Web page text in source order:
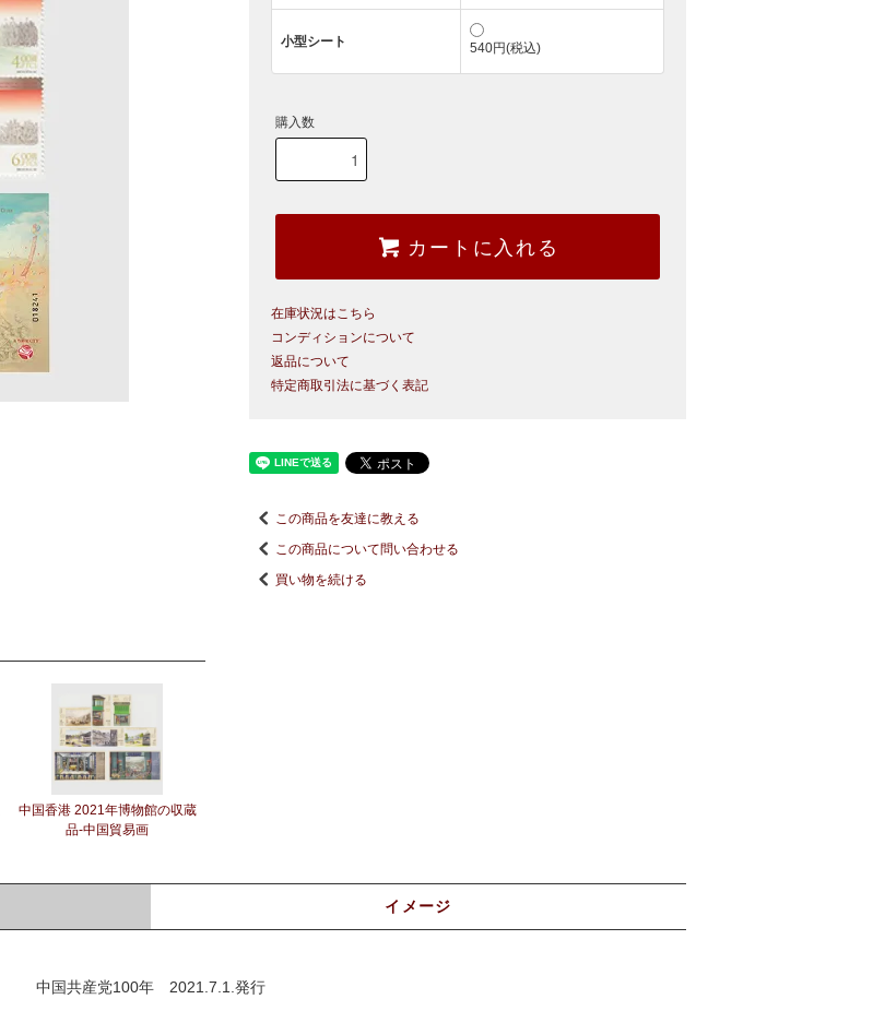
中国香港 2021年博物館の収蔵
品-中国貿易画
小型シート 540円(税込)
購入数
カートに入れる
在庫状況はこちら
コンディションについて
返品について
特定商取引法に基づく表記
この商品を友達に教える
この商品について問い合わせる
買い物を続ける
イメージ
中国共産党100年 2021.7.1.発行